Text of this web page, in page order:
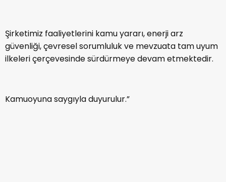
Şirketimiz faaliyetlerini kamu yararı, enerji arz
güvenliği, çevresel sorumluluk ve mevzuata tam uyum
ilkeleri çerçevesinde sürdürmeye devam etmektedir.
Kamuoyuna saygıyla duyurulur.”